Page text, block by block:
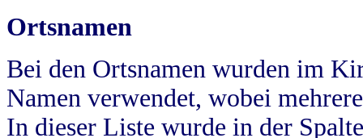
Ortsnamen
Bei den Ortsnamen wurden im
Namen verwendet, wobei
In dieser Liste wurde in der